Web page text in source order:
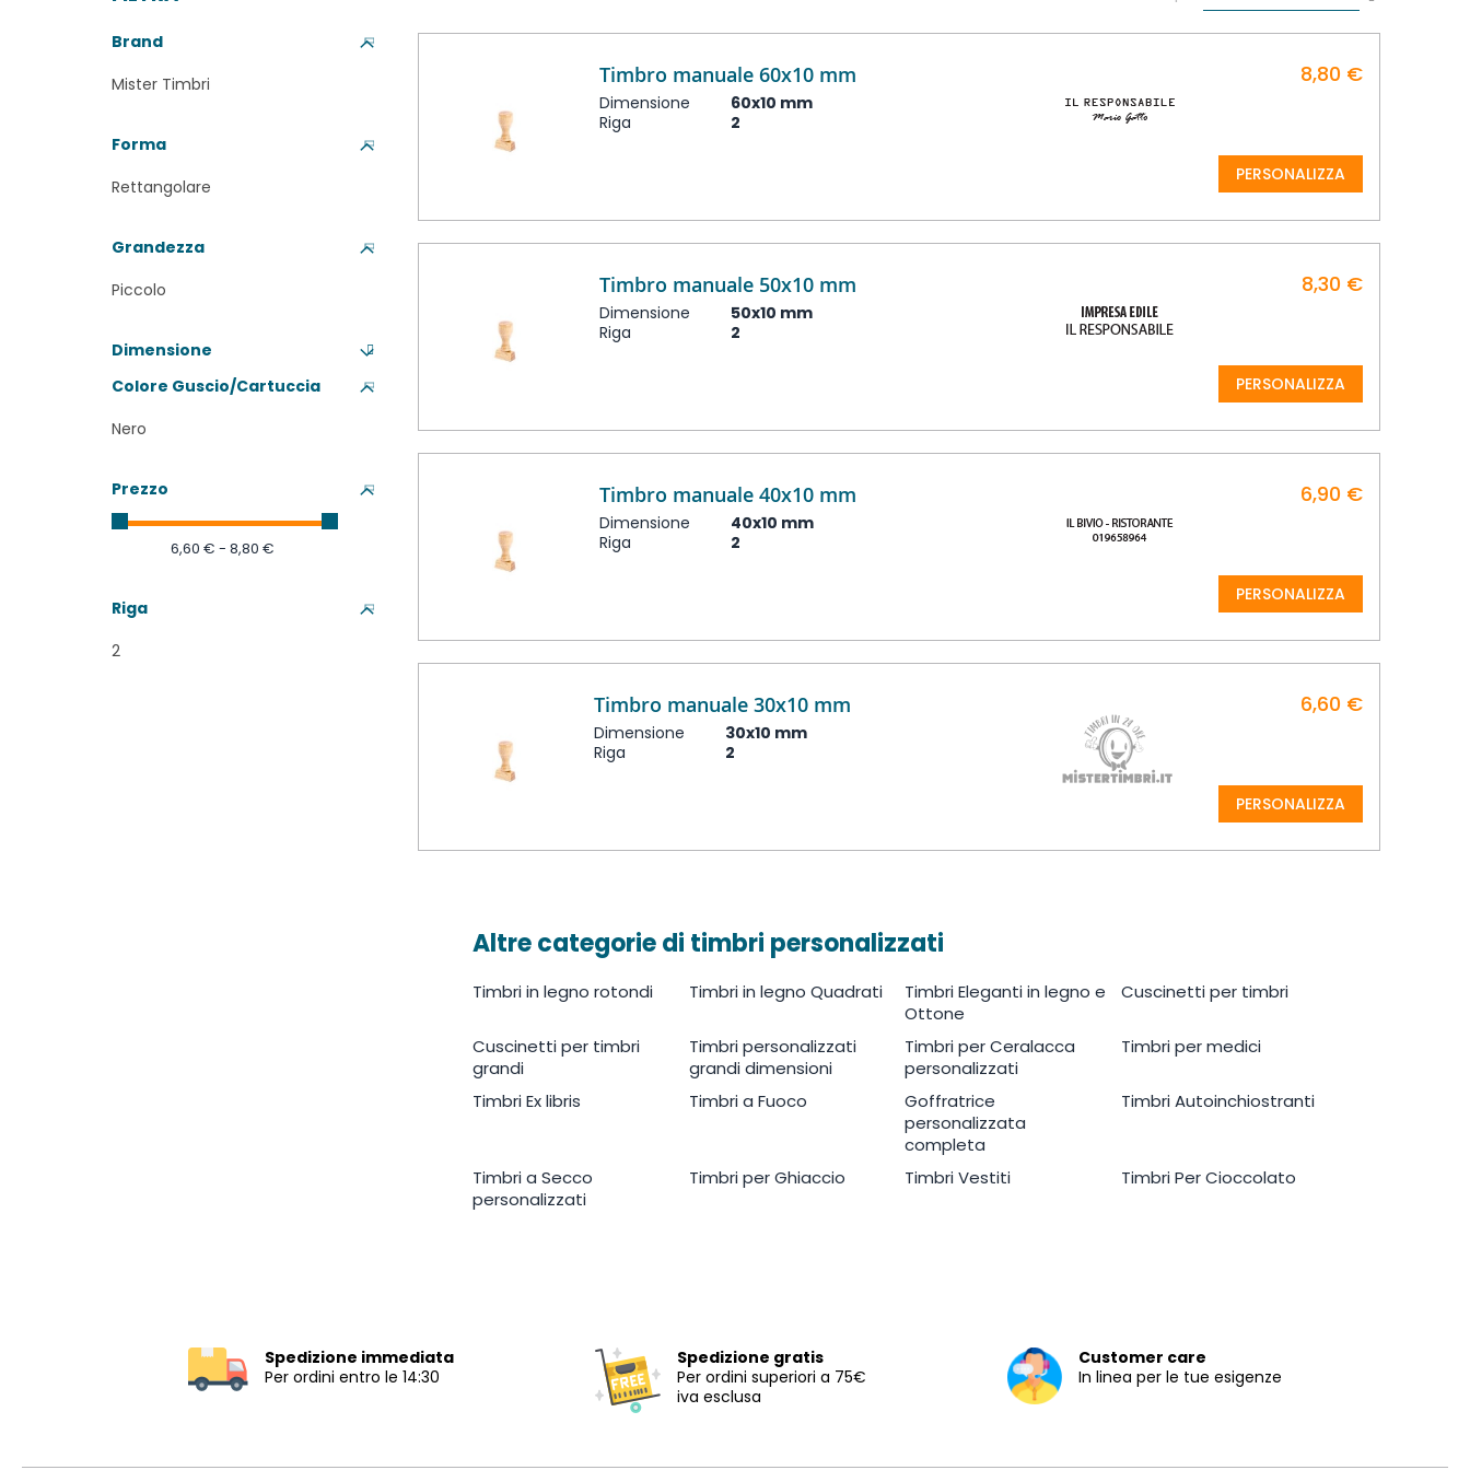
Timbro manuale 60x10 mm
Dimensione
60x10 mm
Riga
2
8,80 €
PERSONALIZZA
Timbro manuale 50x10 mm
Dimensione
50x10 mm
Riga
2
8,30 €
PERSONALIZZA
Timbro manuale 40x10 mm
Dimensione
40x10 mm
Riga
2
6,90 €
PERSONALIZZA
Timbro manuale 30x10 mm
Dimensione
30x10 mm
Riga
2
6,60 €
PERSONALIZZA
Altre categorie di timbri personalizzati
Timbri in legno rotondi Timbri in legno Quadrati
Timbri Eleganti in legno e
Ottone
Cuscinetti per timbri
Cuscinetti per timbri
grandi
Timbri personalizzati
grandi dimensioni
Timbri per Ceralacca
personalizzati
Timbri per medici
Timbri Ex libris Timbri a Fuoco
Goffratrice
personalizzata
completa
Timbri Autoinchiostranti
Timbri a Secco
personalizzati
Timbri per Ghiaccio Timbri Vestiti Timbri Per Cioccolato
Brand
Mister Timbri
Forma
Rettangolare
Grandezza
Piccolo
Dimensione
Colore Guscio/Cartuccia
Nero
Prezzo
6,60 € - 8,80 €
Riga
2
Spedizione immediata
Per ordini entro le 14:30
Spedizione gratis
Per ordini superiori a 75€
iva esclusa
Customer care
In linea per le tue esigenze